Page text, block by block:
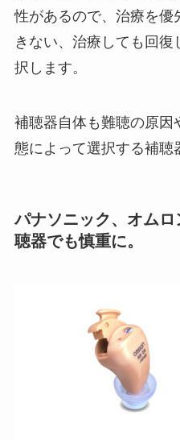
性があるので、治療を優
きない、治療しても回復
択します。
補聴器自体も難聴の原因
態によって選択する補聴
パナソニック、オム
聴器でも慎重に。